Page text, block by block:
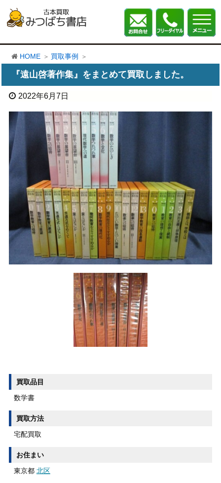
HOME 買取事例
『遠山啓著作集』をまとめて買取しました。
2022年6月7日
買取品目
数学書
買取方法
宅配買取
お住まい
東京都 北区